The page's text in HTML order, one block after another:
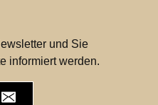
und Sie
informiert werden.